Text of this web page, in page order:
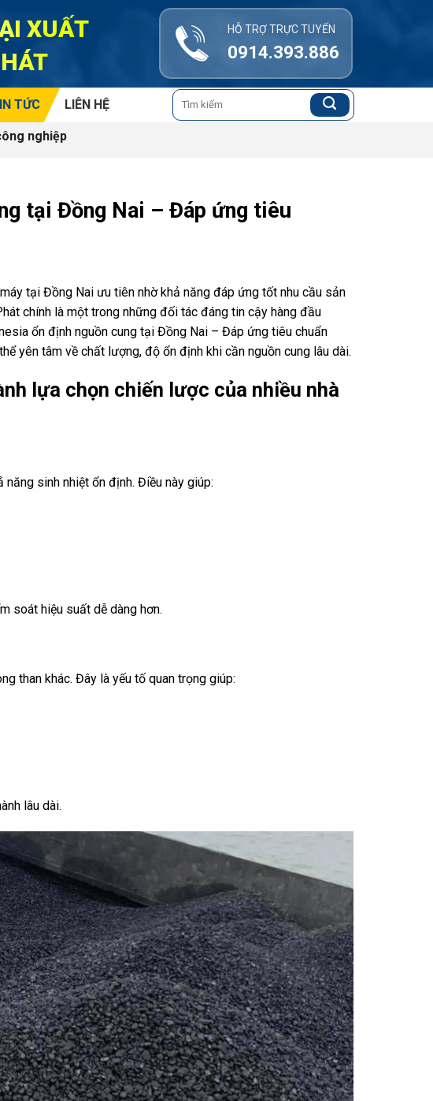
XUẤT
HỖ TRỢ TRỰC TUYẾN
0914.393.886
TỨC LIÊN HỆ
Tìm
kiếm:
nghiệp
tại Đồng Nai – Đáp ứng tiêu
tại Đồng Nai ưu tiên nhờ khả năng đáp ứng tốt nhu cầu sản
chính là một trong những đối tác đáng tin cậy hàng đầu
ổn định nguồn cung tại Đồng Nai – Đáp ứng tiêu chuẩn
yên tâm về chất lượng, độ ổn định khi cần nguồn cung lâu dài.
lựa chọn chiến lược của nhiều nhà
sinh nhiệt ổn định. Điều này giúp:
soát hiệu suất dễ dàng hơn.
than khác. Đây là yếu tố quan trọng giúp:
lâu dài.